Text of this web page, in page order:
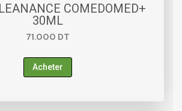
COMEDOMED+
30ML
71.000 DT
Acheter